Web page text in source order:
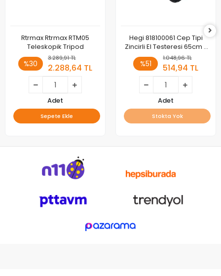
Rtrmax Rtrmax RTM05
Teleskopik Tripod
%30
3.289,91 TL
2.288,64 TL
Adet
Sepete Ekle
Hegi 818100061 Cep Tipi
Zincirli El Testeresi 65cm -
Kamuflaj
%51
1.048,96 TL
514,94 TL
Adet
Stokta Yok